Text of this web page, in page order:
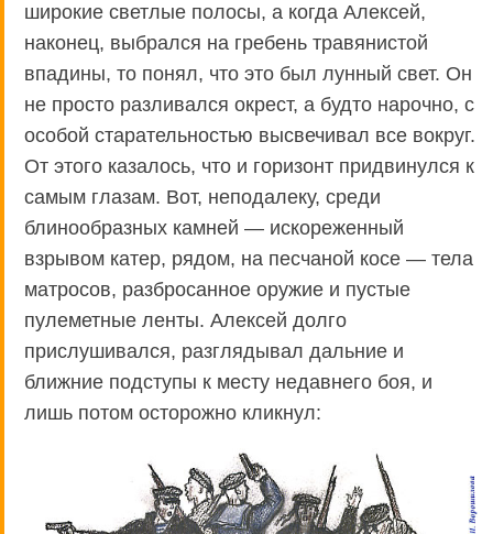
широкие светлые полосы, а когда Алексей,
наконец, выбрался на гребень травянистой
впадины, то понял, что это был лунный свет. Он
не просто разливался окрест, а будто нарочно, с
особой старательностью высвечивал все вокруг.
От этого казалось, что и горизонт придвинулся к
самым глазам. Вот, неподалеку, среди
блинообразных камней — искореженный
взрывом катер, рядом, на песчаной косе — тела
матросов, разбросанное оружие и пустые
пулеметные ленты. Алексей долго
прислушивался, разглядывал дальние и
ближние подступы к месту недавнего боя, и
лишь потом осторожно кликнул: